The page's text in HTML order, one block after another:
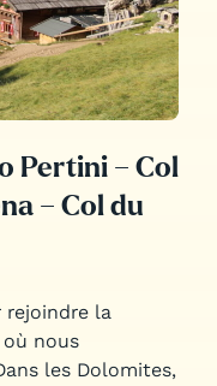
Pertini – Col
– Col du
rejoindre la
nous
les Dolomites,